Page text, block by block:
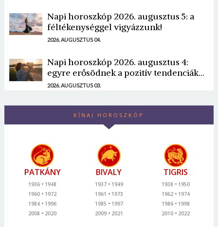
Napi horoszkóp 2026. augusztus 5: a
féltékenységgel vigyázzunk!
2026. AUGUSZTUS 04.
Napi horoszkóp 2026. augusztus 4:
egyre erősödnek a pozitív tendenciák...
2026. AUGUSZTUS 03.
KÍNAI HOROSZKÓP
PATKÁNY
1936
1948
1960
1972
1984
1996
2008
2020
BIVALY
1937
1949
1961
1973
1985
1997
2009
2021
TIGRIS
1938
1950
1962
1974
1986
1998
2010
2022